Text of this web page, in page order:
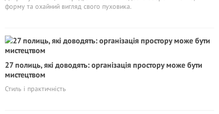
форму та охайний вигляд свого пуховика.
27 полиць, які доводять: організація простору може бути
мистецтвом
Стиль і практичність